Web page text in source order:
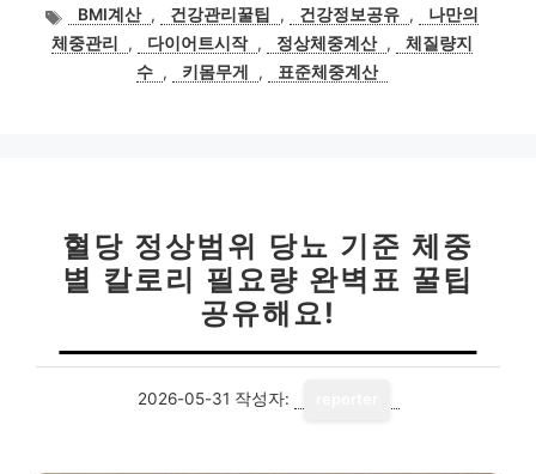
태
그
BMI계산 , 건강관리꿀팁 , 건강정보공유 ,
나만의
체중관리
, 다이어트시작 , 정상체중계산 ,
체질량지
수 , 키몸무게 , 표준체중계산
혈당 정상범위 당뇨 기준 체중
별 칼로리 필요량 완벽표 꿀팁
공유해요!
2026-05-31 작성자: